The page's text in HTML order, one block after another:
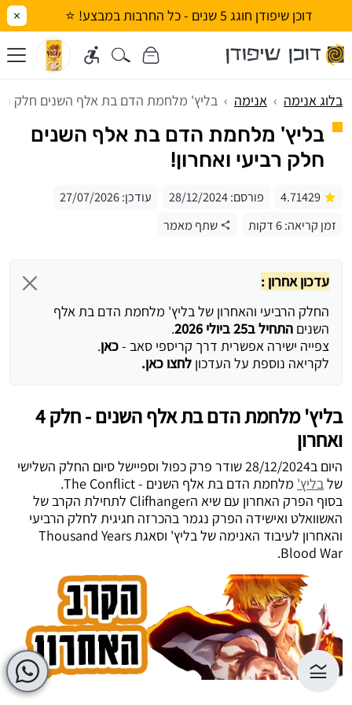
דוכן שיפודן חוגג 5 שנים - כל החרבות במבצע! ⭐ ×
בלוג אנימה אנימה בליץ' מלחמת הדם בת אלף השנים חלק
בליץ' מלחמת הדם בת אלף השנים
חלק רביעי ואחרון!
4.71429 פורסם:28/12/2024 עודכן:27/07/2026
זמן קריאה: 6 דקות
שתף מאמר
עדכון אחרון :
החלק הרביעי והאחרון של בליץ' מלחמת הדם בת אלף
השנים התחיל ב25 ביולי 2026
.
צפייה ישירה אפשרית דרך קריספי סאב -כאן.
לקריאה נוספת על העדכון לחצו כאן.
בליץ' מלחמת הדם בת אלף השנים - חלק 4
ואחרון
היום ב28/12/2024 שודר פרק כפול וספיישל סיום החלק השלישי
של בליץ' מלחמת הדם בת אלף השנים - The Conflict.
בסוף הפרק האחרון עם שיא הClifhanger לתחילת הקרב של
האשוואלט ואישידה הפרק נגמר בהכרזה חגיגית לחלק הרביעי
והאחרון לעיבוד האנימה של בליץ' וסאגת Thousand Years
Blood War.